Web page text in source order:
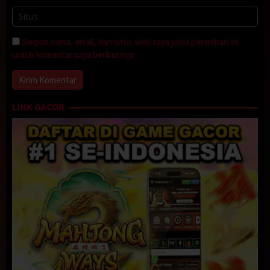
dari wanita-wanita itu beradu pandang denganku. Dia
memberitahu yang lain, dan si cute melambai ke arahku. Aku
tersenyum dan membalas lambaiannya.
Selesai makan, aku mendapat selembar memo dari salah seorang
pelayan. Aku membaca isi pesannya, “DANIEL, 0856885— PLZ
CALL ME”. Aku tersenyum. Sampai di kamar, aku menghubungi
“Halo..” terdengar ribut sekali di ujung sana.
“Halo, Daniel?” tanyaku.
“Ya, siapa nih?” tanya si pemilik suara itu lagi.
“Aku dapet memo dari kamu..”
“Ohh.. iya, nama kamu siapa?” kami berkenalan, dan ternyata
Daniel adalah si cute yang aku lihat di resto bersama 5 wanita tadi.
Dan aku surprise sekali setelah mengetahui bahwa Daniel juga
sedang merayakan ulang tahunnya hari ini. Dia juga surprise
setelah kubilang bahwa aku juga akan merayakan ulang tahun di
sini. Kemudian Daniel mengundangku untuk merayakan ulang
tahun di kamar yang disewanya di bawah.
Kebetulan! Sambil mengisi waktu nggak ada salahnya pemanasan
Simpan nama, email, dan situs web saya pada peramban ini
untuk komentar saya berikutnya.
LINK GACOR